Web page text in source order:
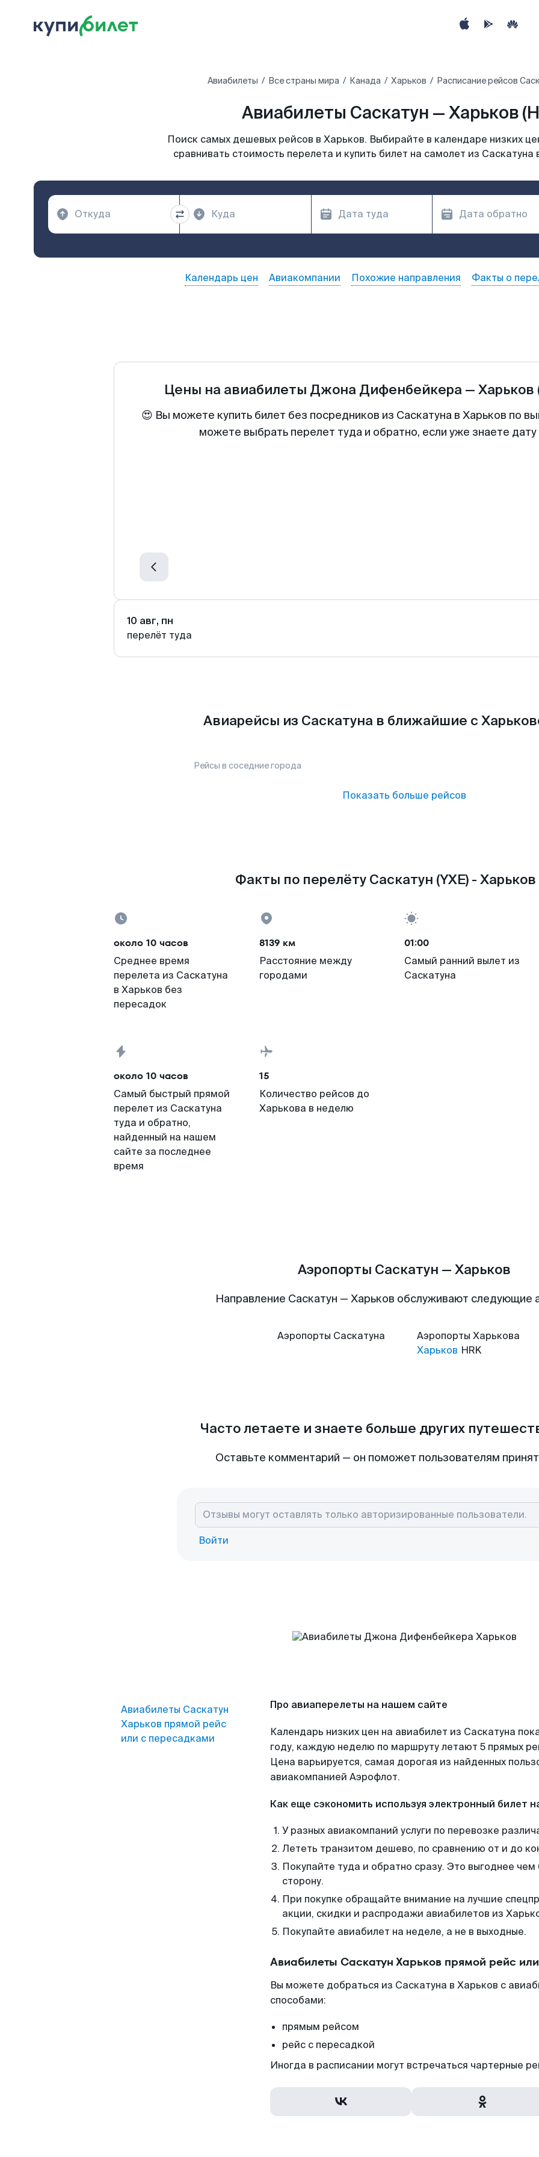
Авиабилеты Все страны мира Канада Харьков Расписание рейсов
Авиабилеты Саскатун — Харьков
Поиск самых дешевых рейсов в Харьков. Выбирайте в календаре низких
сравнивать стоимость перелета и купить билет на самолет из Саскатуна
Календарь цен Авиакомпании Похожие направления Факты о
Цены на авиабилеты Джона Дифенбейкера — Харьков
😍 Вы можете купить билет без посредников из Саскатуна в Харьков по
можете выбрать перелет туда и обратно, если уже знаете
10 авг, пн
перелёт туда
Авиарейсы из Саскатуна в ближайшие с
Рейсы в соседние города
Показать больше рейсов
Факты по перелёту Саскатун (YXE) - Харьков
около 10 часов
Среднее время
перелета из Саскатуна
в Харьков без
пересадок
8139 км
Расстояние между
городами
01:00
Самый ранний вылет из
Саскатуна
около 10 часов
Самый быстрый прямой
перелет из Саскатуна
туда и обратно,
найденный на нашем
сайте за последнее
время
15
Количество рейсов до
Харькова в неделю
Аэропорты Саскатун — Харьков
Направление Саскатун — Харьков обслуживают следующие
Аэропорты Саскатуна Аэропорты Харькова
Харьков HRK
Часто летаете и знаете больше других
Оставьте комментарий — он поможет пользователям
Войти
Авиабилеты Саскатун
Харьков прямой рейс
или с пересадками
Про авиаперелеты на нашем сайте
Календарь низких цен на авиабилет из Саскатуна
году, каждую неделю по маршруту летают 5 прямых
Цена варьируется, самая дорогая из найденных
авиакомпанией Аэрофлот.
Как еще сэкономить используя электронный билет
У разных авиакомпаний услуги по перевозке
Лететь транзитом дешево, по сравнению от и до
Покупайте туда и обратно сразу. Это выгоднее
сторону.
При покупке обращайте внимание на лучшие
акции, скидки и распродажи авиабилетов из
Покупайте авиабилет на неделе, а не в выходные.
Авиабилеты Саскатун Харьков прямой рейс
Вы можете добраться из Саскатуна в Харьков с
способами:
прямым рейсом
рейс с пересадкой
Иногда в расписании могут встречаться чартерные